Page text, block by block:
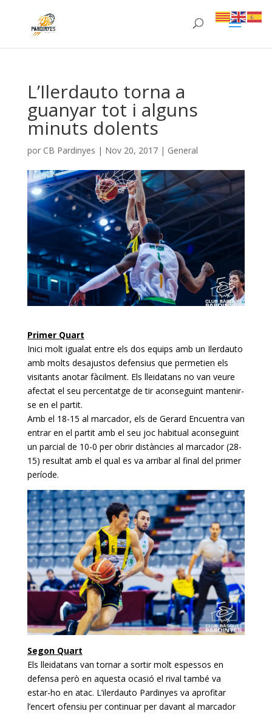
L’Ilerdauto torna a
guanyar tot i alguns
minuts dolents
por CB Pardinyes | Nov 20, 2017| General
Primer Quart
Inici molt igualat entre els dos equips amb un Ilerdauto
amb molts desajustos defensius que permetien els
visitants anotar fàcilment. Els lleidatans no van veure
afectat el seu percentatge de tir aconseguint mantenir-
se en el partit.
Amb el 18-15 al marcador, els de Gerard Encuentra van
entrar en el partit amb el seu joc habitual aconseguint
un parcial de 10-0 per obrir distàncies al marcador (28-
15) resultat amb el qual es va arribar al final del primer
període.
Segon Quart
Els lleidatans van tornar a sortir molt espessos en
defensa però en aquesta ocasió el rival també va
estar-ho en atac. L’ilerdauto Pardinyes va aprofitar
l’encert ofensiu per continuar per davant al marcador